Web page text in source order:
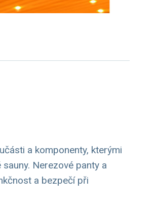
a komponenty, kterými
Nerezové panty a
a bezpečí při